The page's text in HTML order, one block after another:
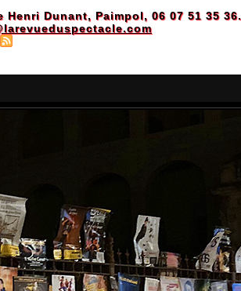
Dunant, Paimpol, 06 07 51 35 36.